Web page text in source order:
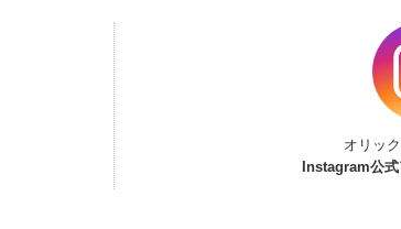
オリッ
Instagram公